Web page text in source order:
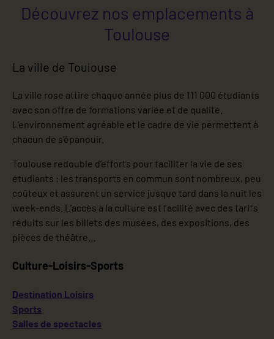
Découvrez nos emplacements à
Toulouse
La ville de Toulouse
La ville rose attire chaque année plus de 111 000 étudiants
avec son offre de formations variée et de qualité.
L’environnement agréable et le cadre de vie permettent à
chacun de s’épanouir.
Toulouse redouble d’efforts pour faciliter la vie de ses
étudiants : les transports en commun sont nombreux, peu
coûteux et assurent un service jusque tard dans la nuit les
week-ends. L’accès à la culture est facilité avec des tarifs
réduits sur les billets des musées, des expositions, des
pièces de théâtre…
Culture-Loisirs-Sports
Destination Loisirs
Sports
Salles de spectacles